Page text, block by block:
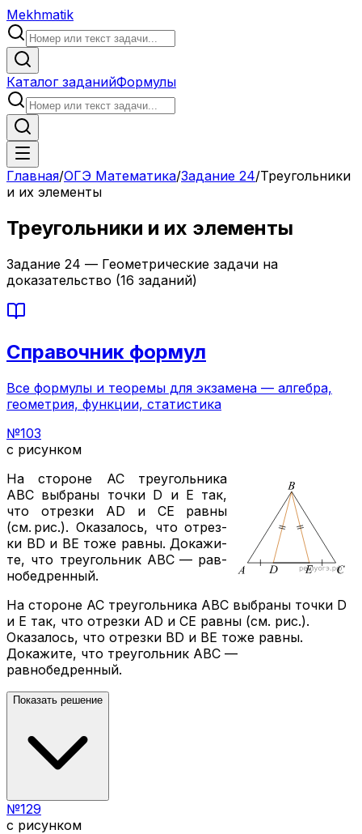
Mekhmatik
Каталог заданийФормулы
Главная/ОГЭ Математика/Задание 24/Треугольники
и их элементы
Треугольники и их элементы
Задание 24 — Геометрические задачи на
доказательство (16 заданий)
Справочник формул
Все формулы и теоремы для экзамена — алгебра,
геометрия, функции, статистика
№103
с рисунком
На сто­ро­не АСтре­уголь­ни­ка
АВС вы­бра­ны точки D и E так,
что от­рез­ки AD и CE равны
(см. рис.). Ока­за­лось, что от­рез­
ки BD и BE тоже равны. До­ка­жи­
те, что тре­уголь­ник АВС — рав­
но­бед­рен­ный.
На стороне АС треугольника АВС выбраны точки D
и E так, что отрезки AD и CE равны (см. рис.).
Оказалось, что отрезки BD и BE тоже равны.
Докажите, что треугольник АВС —
равнобедренный.
Показать решение
№129
с рисунком